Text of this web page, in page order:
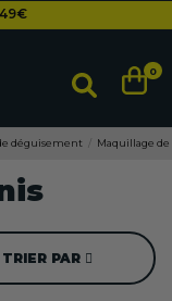
€
0
déguisement Maquillage de
TRIER PAR